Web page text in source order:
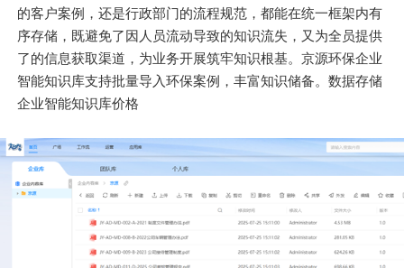
的客户案例，还是行政部门的流程规范，都能在统一框架内有
序存储，既避免了因人员流动导致的知识流失，又为全员提供
了的信息获取渠道，为业务开展筑牢知识根基。京源环保企业
智能知识库支持批量导入环保案例，丰富知识储备。数据存储
企业智能知识库价格